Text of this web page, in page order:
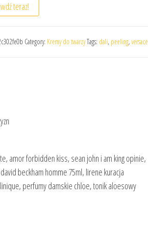
teraz!
Category: Kremy do twarzyTags: dali, peeling, versace
amor forbidden kiss, sean john i am king opinie,
beckham homme 75ml, lirene kuracja
perfumy damskie chloe, tonik aloesowy